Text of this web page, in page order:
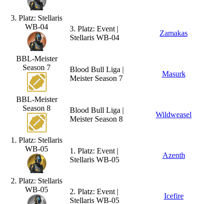
3. Platz: Stellaris
WB-04
3. Platz: Event |
Stellaris WB-04
Zamakas
BBL-Meister
Season 7
Blood Bull Liga |
Meister Season 7
Masurk
BBL-Meister
Season 8
Blood Bull Liga |
Meister Season 8
Wildweasel
1. Platz: Stellaris
WB-05
1. Platz: Event |
Stellaris WB-05
Azenth
2. Platz: Stellaris
WB-05
2. Platz: Event |
Stellaris WB-05
Icefire